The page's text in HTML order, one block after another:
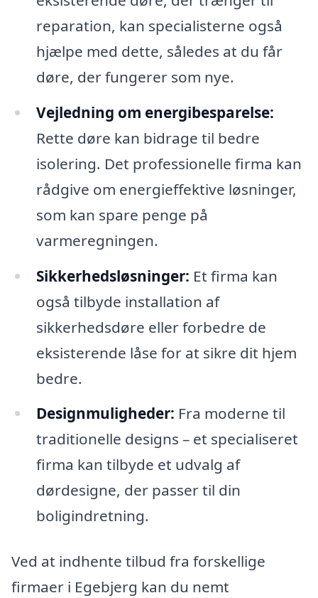
reparation, kan specialisterne også
hjælpe med dette, således at du får
døre, der fungerer som nye.
Vejledning om energibesparelse:
Rette døre kan bidrage til bedre
isolering. Det professionelle firma kan
rådgive om energieffektive løsninger,
som kan spare penge på
varmeregningen.
Sikkerhedsløsninger: Et firma kan
også tilbyde installation af
sikkerhedsdøre eller forbedre de
eksisterende låse for at sikre dit hjem
bedre.
Designmuligheder: Fra moderne til
traditionelle designs – et specialiseret
firma kan tilbyde et udvalg af
dørdesigne, der passer til din
boligindretning.
Ved at indhente tilbud fra forskellige
firmaer i Egebjerg kan du nemt